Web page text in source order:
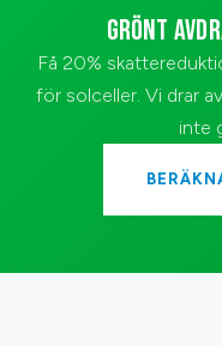
GRÖNT
Få 20%
för solceller. Vi drar
inte